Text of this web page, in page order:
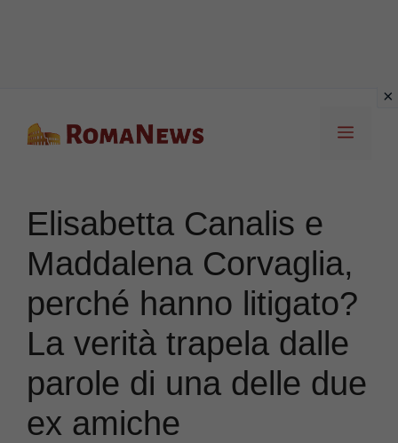
Menu
Elisabetta Canalis e
Maddalena Corvaglia,
perché hanno litigato?
La verità trapela dalle
parole di una delle due
ex amiche